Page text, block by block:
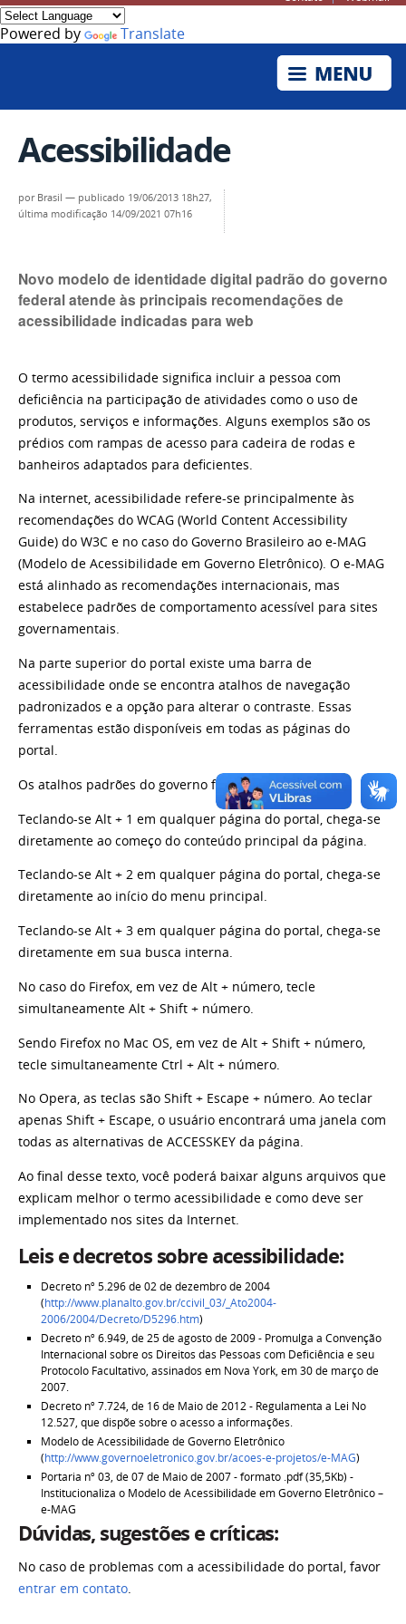
Powered by Translate
Acessibilidade
por Brasil — publicado 19/06/2013 18h27,
última modificação 14/09/2021 07h16
Novo modelo de identidade digital padrão do governo
federal atende às principais recomendações de
acessibilidade indicadas para web
O termo acessibilidade significa incluir a pessoa com
deficiência na participação de atividades como o uso de
produtos, serviços e informações. Alguns exemplos são os
prédios com rampas de acesso para cadeira de rodas e
banheiros adaptados para deficientes.
Na internet, acessibilidade refere-se principalmente às
recomendações do WCAG (World Content Accessibility
Guide) do W3C e no caso do Governo Brasileiro ao e-MAG
(Modelo de Acessibilidade em Governo Eletrônico). O e-MAG
está alinhado as recomendações internacionais, mas
estabelece padrões de comportamento acessível para sites
governamentais.
Na parte superior do portal existe uma barra de
acessibilidade onde se encontra atalhos de navegação
padronizados e a opção para alterar o contraste. Essas
ferramentas estão disponíveis em todas as páginas do
portal.
Os atalhos padrões do governo federal são:
Teclando-se Alt + 1 em qualquer página do portal, chega-se
diretamente ao começo do conteúdo principal da página.
Teclando-se Alt + 2 em qualquer página do portal, chega-se
diretamente ao início do menu principal.
Teclando-se Alt + 3 em qualquer página do portal, chega-se
diretamente em sua busca interna.
No caso do Firefox, em vez de Alt + número, tecle
simultaneamente Alt + Shift + número.
Sendo Firefox no Mac OS, em vez de Alt + Shift + número,
tecle simultaneamente Ctrl + Alt + número.
No Opera, as teclas são Shift + Escape + número. Ao teclar
apenas Shift + Escape, o usuário encontrará uma janela com
todas as alternativas de ACCESSKEY da página.
Ao final desse texto, você poderá baixar alguns arquivos que
explicam melhor o termo acessibilidade e como deve ser
implementado nos sites da Internet.
Leis e decretos sobre acessibilidade:
Decreto nº 5.296 de 02 de dezembro de 2004
(http://www.planalto.gov.br/ccivil_03/_Ato2004-
2006/2004/Decreto/D5296.htm)
Decreto nº 6.949, de 25 de agosto de 2009 - Promulga a Convenção
Internacional sobre os Direitos das Pessoas com Deficiência e seu
Protocolo Facultativo, assinados em Nova York, em 30 de março de
2007.
Decreto nº 7.724, de 16 de Maio de 2012 - Regulamenta a Lei No
12.527, que dispõe sobre o acesso a informações.
Modelo de Acessibilidade de Governo Eletrônico
(http://www.governoeletronico.gov.br/acoes-e-projetos/e-MAG)
Portaria nº 03, de 07 de Maio de 2007 - formato .pdf (35,5Kb) -
Institucionaliza o Modelo de Acessibilidade em Governo Eletrônico –
e-MAG
Dúvidas, sugestões e críticas:
No caso de problemas com a acessibilidade do portal, favor
entrar em contato.